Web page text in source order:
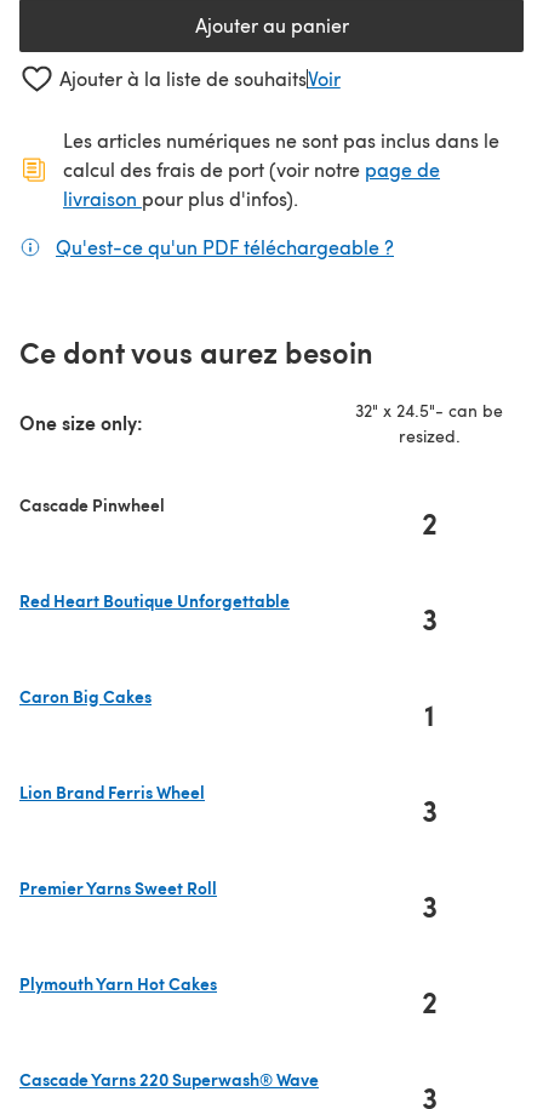
Ajouter au panier
Ajouter à la liste de souhaitsVoir
Les articles numériques ne sont pas inclus dans le
calcul des frais de port (voir notre page de
livraison (s'ouvre dans un nouvel onglet)
pour plus d'infos).
Qu'est-ce qu'un PDF téléchargeable ?
Ce dont vous aurez besoin
One size only:
32" x 24.5"- can be
resized.
Cascade Pinwheel 2
Red Heart Boutique Unforgettable
3
Caron Big Cakes
1
Lion Brand Ferris Wheel
3
Premier Yarns Sweet Roll
3
Plymouth Yarn Hot Cakes
2
Cascade Yarns 220 Superwash® Wave
3